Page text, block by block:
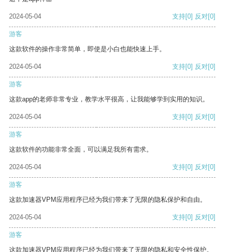
2024-05-04 支持[0] 反对[0]
游客
这款软件的操作非常简单，即使是小白也能快速上手。
2024-05-04 支持[0] 反对[0]
游客
这款app的老师非常专业，教学水平很高，让我能够学到实用的知识。
2024-05-04 支持[0] 反对[0]
游客
这款软件的功能非常全面，可以满足我所有需求。
2024-05-04 支持[0] 反对[0]
游客
这款加速器VPM应用程序已经为我们带来了无限的隐私保护和自由。
2024-05-04 支持[0] 反对[0]
游客
这款加速器VPM应用程序已经为我们带来了无限的隐私和安全性保护。